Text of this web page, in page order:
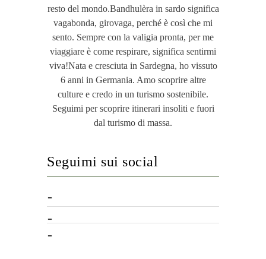
resto del mondo.Bandhulèra in sardo significa
vagabonda, girovaga, perché è così che mi
sento. Sempre con la valigia pronta, per me
viaggiare è come respirare, significa sentirmi
viva!Nata e cresciuta in Sardegna, ho vissuto
6 anni in Germania. Amo scoprire altre
culture e credo in un turismo sostenibile.
Seguimi per scoprire itinerari insoliti e fuori
dal turismo di massa.
Seguimi sui social